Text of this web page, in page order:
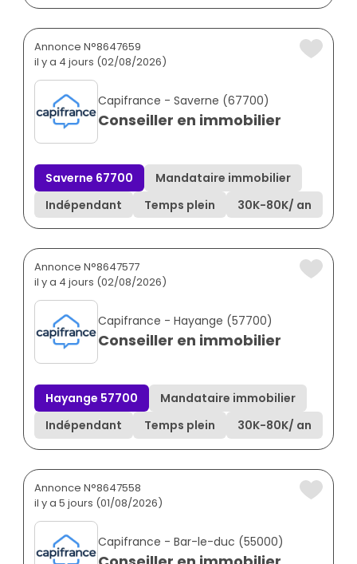
Annonce N°8647659
il y a 4 jours (02/08/2026)
Capifrance - Saverne (67700)
Conseiller en immobilier
Saverne 67700
Mandataire immobilier
Indépendant
Temps plein 30K-80K/ an
Annonce N°8647577
il y a 4 jours (02/08/2026)
Capifrance - Hayange (57700)
Conseiller en immobilier
Hayange 57700
Mandataire immobilier
Indépendant
Temps plein 30K-80K/ an
Annonce N°8647558
il y a 5 jours (01/08/2026)
Capifrance - Bar-le-duc (55000)